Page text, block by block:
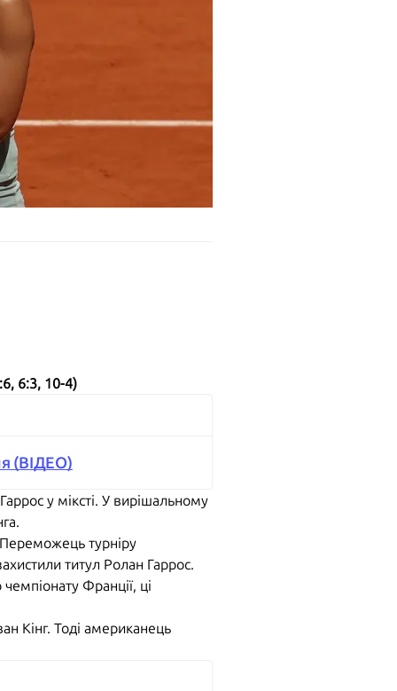
6:3, 10-4)
(ВІДЕО)
у міксті. У вирішальному
Переможець турніру
титул Ролан Гаррос.
Франції, ці
Кінг. Тоді американець